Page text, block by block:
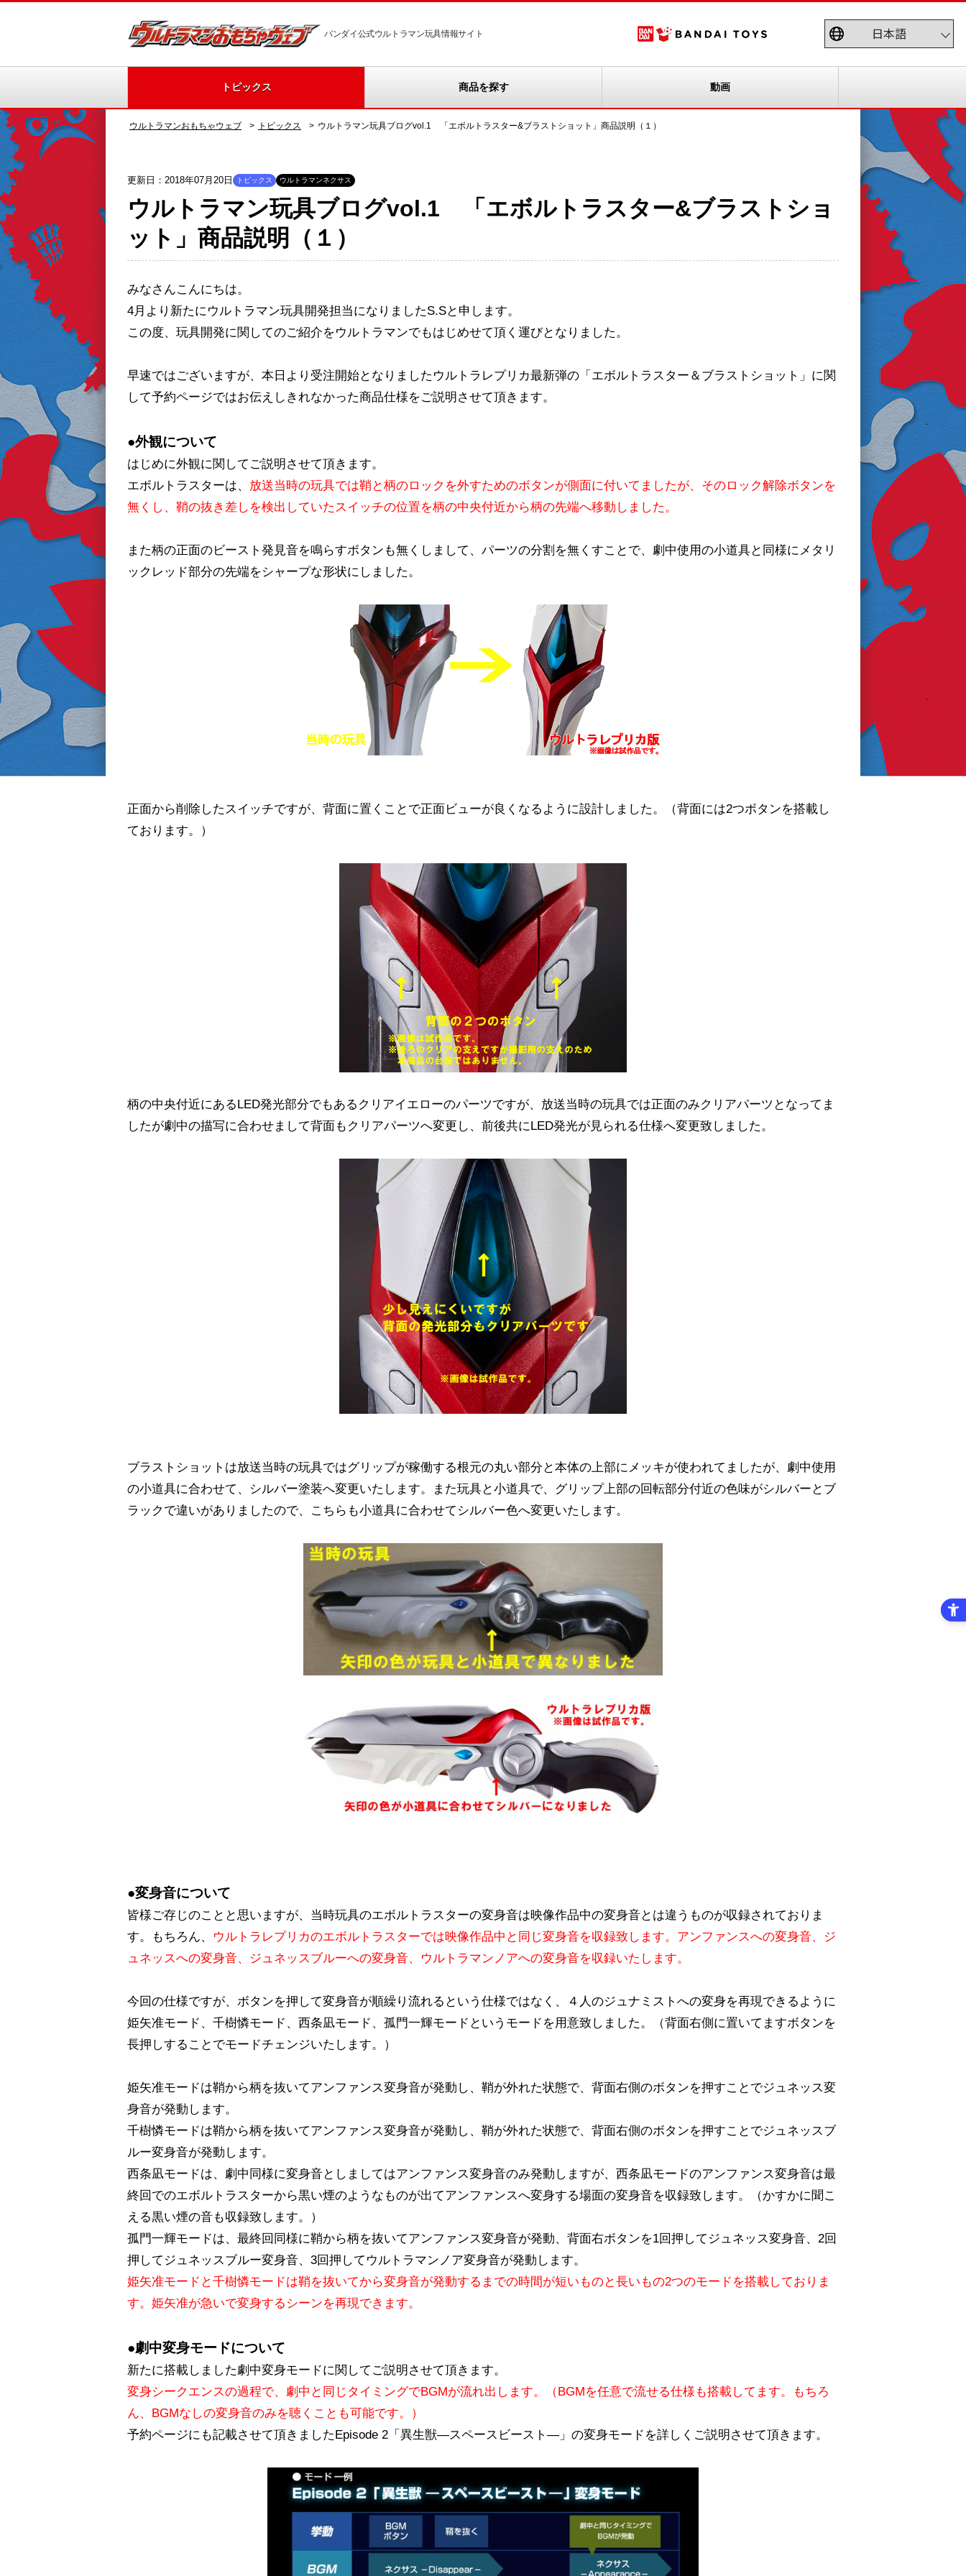
バンダイ公式ウルトラマン玩具情報サイト
トピックス 商品を探す 動画
ウルトラマンおもちゃウェブ トピックス ウルトラマン玩具ブログvol.1 「エボルトラスター&ブラストショット」商品説明（１）
更新日：2018年07月20日 トピックス ウルトラマンネクサス
ウルトラマン玩具ブログvol.1 「エボルトラスター&ブラストショ
ット」商品説明（１）
みなさんこんにちは。
4月より新たにウルトラマン玩具開発担当になりましたS.Sと申します。
この度、玩具開発に関してのご紹介をウルトラマンでもはじめせて頂く運びとなりました。
早速ではございますが、本日より受注開始となりましたウルトラレプリカ最新弾の「エボルトラスター＆ブラストショット」に関
して予約ページではお伝えしきれなかった商品仕様をご説明させて頂きます。
●外観について
はじめに外観に関してご説明させて頂きます。
エボルトラスターは、 放送当時の玩具では鞘と柄のロックを外すためのボタンが側面に付いてましたが、そのロック解除ボタンを
無くし、鞘の抜き差しを検出していたスイッチの位置を柄の中央付近から柄の先端へ移動しました。
また柄の正面のビースト発見音を鳴らすボタンも無くしまして、パーツの分割を無くすことで、劇中使用の小道具と同様にメタリ
ックレッド部分の先端をシャープな形状にしました。
正面から削除したスイッチですが、背面に置くことで正面ビューが良くなるように設計しました。（背面には2つボタンを搭載し
ております。）
柄の中央付近にあるLED発光部分でもあるクリアイエローのパーツですが、放送当時の玩具では正面のみクリアパーツとなってま
したが劇中の描写に合わせまして背面もクリアパーツへ変更し、前後共にLED発光が見られる仕様へ変更致しました。
ブラストショットは放送当時の玩具ではグリップが稼働する根元の丸い部分と本体の上部にメッキが使われてましたが、劇中使用
の小道具に合わせて、シルバー塗装へ変更いたします。また玩具と小道具で、グリップ上部の回転部分付近の色味がシルバーとブ
ラックで違いがありましたので、こちらも小道具に合わせてシルバー色へ変更いたします。
●変身音について
皆様ご存じのことと思いますが、当時玩具のエボルトラスターの変身音は映像作品中の変身音とは違うものが収録されておりま
す。もちろん、
ウルトラレプリカのエボルトラスターでは映像作品中と同じ変身音を収録致します。アンファンスへの変身音、ジ
ュネッスへの変身音、ジュネッスブルーへの変身音、ウルトラマンノアへの変身音を収録いたします。
今回の仕様ですが、ボタンを押して変身音が順繰り流れるという仕様ではなく、４人のジュナミストへの変身を再現できるように
姫矢准モード、千樹憐モード、西条凪モード、孤門一輝モードというモードを用意致しました。（背面右側に置いてますボタンを
長押しすることでモードチェンジいたします。）
姫矢准モードは鞘から柄を抜いてアンファンス変身音が発動し、鞘が外れた状態で、背面右側のボタンを押すことでジュネッス変
身音が発動します。
千樹憐モードは鞘から柄を抜いてアンファンス変身音が発動し、鞘が外れた状態で、背面右側のボタンを押すことでジュネッスブ
ルー変身音が発動します。
西条凪モードは、劇中同様に変身音としましてはアンファンス変身音のみ発動しますが、西条凪モードのアンファンス変身音は最
終回でのエボルトラスターから黒い煙のようなものが出てアンファンスへ変身する場面の変身音を収録致します。（かすかに聞こ
える黒い煙の音も収録致します。）
孤門一輝モードは、最終回同様に鞘から柄を抜いてアンファンス変身音が発動、背面右ボタンを1回押してジュネッス変身音、2回
押してジュネッスブルー変身音、3回押してウルトラマンノア変身音が発動します。
姫矢准モードと千樹憐モードは鞘を抜いてから変身音が発動するまでの時間が短いものと長いもの2つのモードを搭載しておりま
す。姫矢准が急いで変身するシーンを再現できます。
●劇中変身モードについて
新たに搭載しました劇中変身モードに関してご説明させて頂きます。
変身シークエンスの過程で、劇中と同じタイミングでBGMが流れ出します。（BGMを任意で流せる仕様も搭載してます。もちろ
ん、BGMなしの変身音のみを聴くことも可能です。）
予約ページにも記載させて頂きましたEpisode 2「異生獣―スペースビースト―」の変身モードを詳しくご説明させて頂きます。